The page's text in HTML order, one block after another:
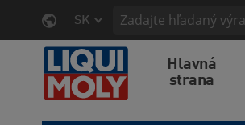
SK
Hlavná
strana